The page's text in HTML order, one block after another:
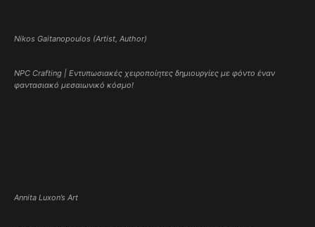
Nikos Gaitanopoulos (Artist, Author)
NPC Crafting | Εντυπωσιακές χειροποίητες δημιουργίες με φόντο έναν
φαντασιακό μεσαιωνικό κόσμο!
Annita Luxon’s Art